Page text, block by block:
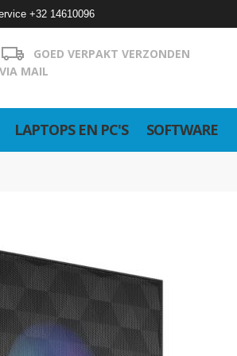
+32 14610096
GOED VERPAKT VERZONDEN
MAIL
LAPTOPS EN PC'S SOFTWARE